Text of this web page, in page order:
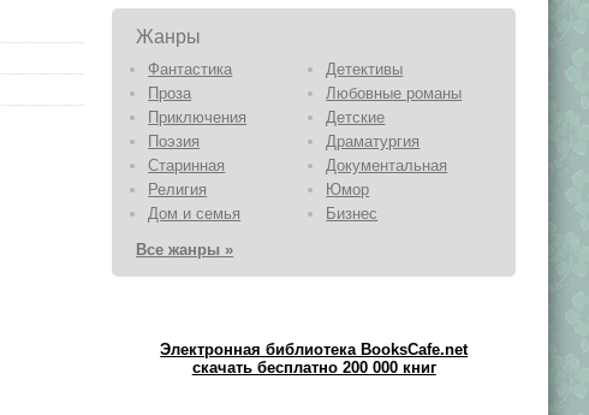
Жанры
Фантастика
Детективы
Проза
Любовные романы
Приключения
Детские
Поэзия
Драматургия
Старинная
Документальная
Религия
Юмор
Дом и семья
Бизнес
Все жанры »
Электронная библиотека BooksCafe.net
скачать бесплатно 200 000 книг